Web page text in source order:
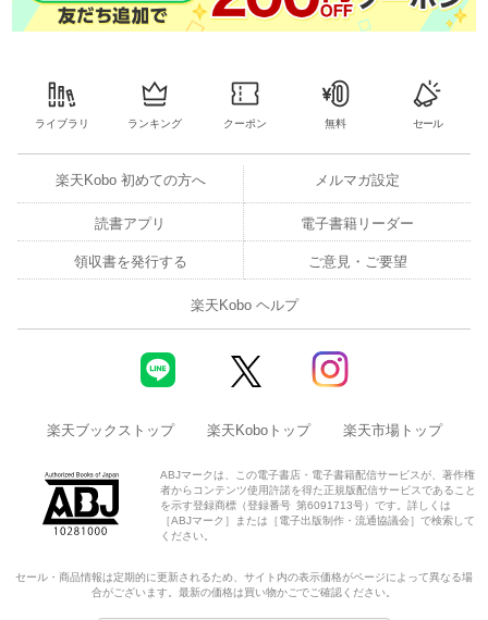
ライブラリ ランキング クーポン 無料 セール
楽天Kobo 初めての方へ メルマガ設定
読書アプリ 電子書籍リーダー
領収書を発行する ご意見・ご要望
楽天Kobo ヘルプ
楽天ブックストップ 楽天Koboトップ 楽天市場トップ
ABJマークは、この電子書店・電子書籍配信サービスが、著作権
者からコンテンツ使用許諾を得た正規版配信サービスであること
を示す登録商標（登録番号 第6091713号）です。詳しくは
［ABJマーク］または［電子出版制作・流通協議会］で検索して
ください。
セール・商品情報は定期的に更新されるため、サイト内の表示価格がページによって異なる場
合がございます。最新の価格は買い物かごでご確認ください。